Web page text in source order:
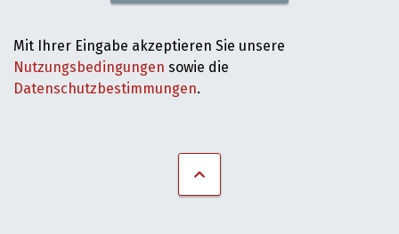
Mit Ihrer Eingabe akzeptieren Sie unsere
Nutzungsbedingungen sowie die
Datenschutzbestimmungen.